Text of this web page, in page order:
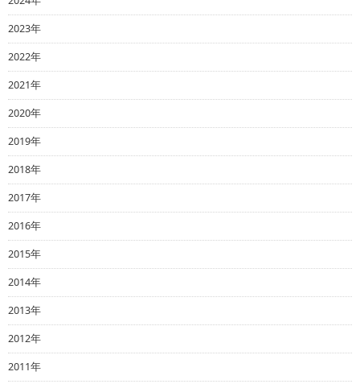
2023年
2022年
2021年
2020年
2019年
2018年
2017年
2016年
2015年
2014年
2013年
2012年
2011年